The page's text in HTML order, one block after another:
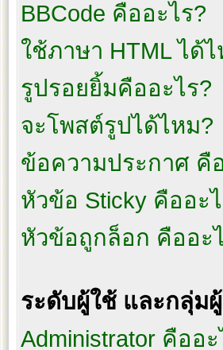
BBCode คืออะไร?
ใช้ภาษา HTML ได้
รูปรอยยิ้มคืออะไร?
จะโพสต์รูปได้ไหม?
ข้อความประกาศ คื
หัวข้อ Sticky คืออะ
หัวข้อถูกล็อก คืออะ
ระดับผู้ใช้ และกลุ่ม
Administrator คืออะ